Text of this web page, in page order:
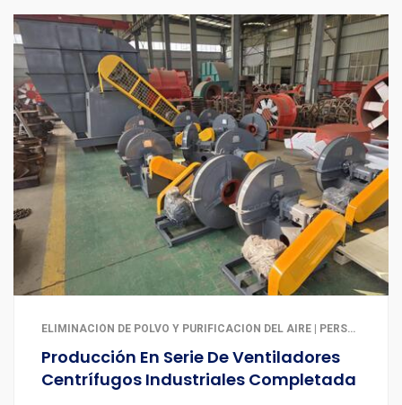
ELIMINACIÓN DE POLVO Y PURIFICACIÓN DEL AIRE | PERSONALIZACIÓN PARA ENTORNOS DE ALTA TEMPERATURA, CORROSIVOS Y ESPECIALES | VENTILACIÓN Y EXTRACCIÓN INDUSTRIAL
Producción En Serie De Ventiladores
Centrífugos Industriales Completada